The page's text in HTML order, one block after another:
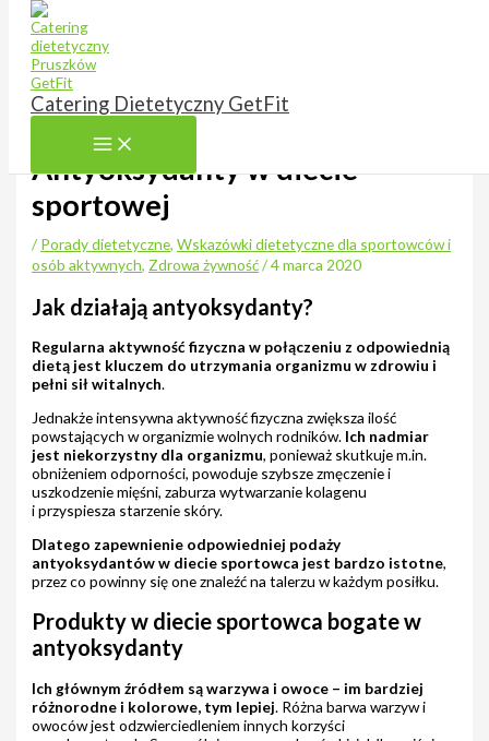
Przejdź do treści
Catering Dietetyczny GetFit
Antyoksydanty w diecie
sportowej
/ Porady dietetyczne,Wskazówki dietetyczne dla sportowców i
osób aktywnych, Zdrowa żywność/4 marca 2020
Jak działają antyoksydanty?
Regularna aktywność fizyczna w połączeniu z odpowiednią
dietą jest kluczem do utrzymania organizmu w zdrowiu i
pełni sił witalnych.
Jednakże intensywna aktywność fizyczna zwiększa ilość
powstających w organizmie wolnych rodników. Ich nadmiar
jest niekorzystny dla organizmu, ponieważ skutkuje m.in.
obniżeniem odporności, powoduje szybsze zmęczenie i
uszkodzenie mięśni, zaburza wytwarzanie kolagenu
i przyspiesza starzenie skóry.
Dlatego zapewnienie odpowiedniej podaży
antyoksydantów w diecie sportowca jest bardzo istotne,
przez co powinny się one znaleźć na talerzu w każdym posiłku.
Produkty w diecie sportowca bogate w
antyoksydanty
Ich głównym źródłem są warzywa i owoce – im bardziej
różnorodne i kolorowe, tym lepiej. Różna barwa warzyw i
owoców jest odzwierciedleniem innych korzyści